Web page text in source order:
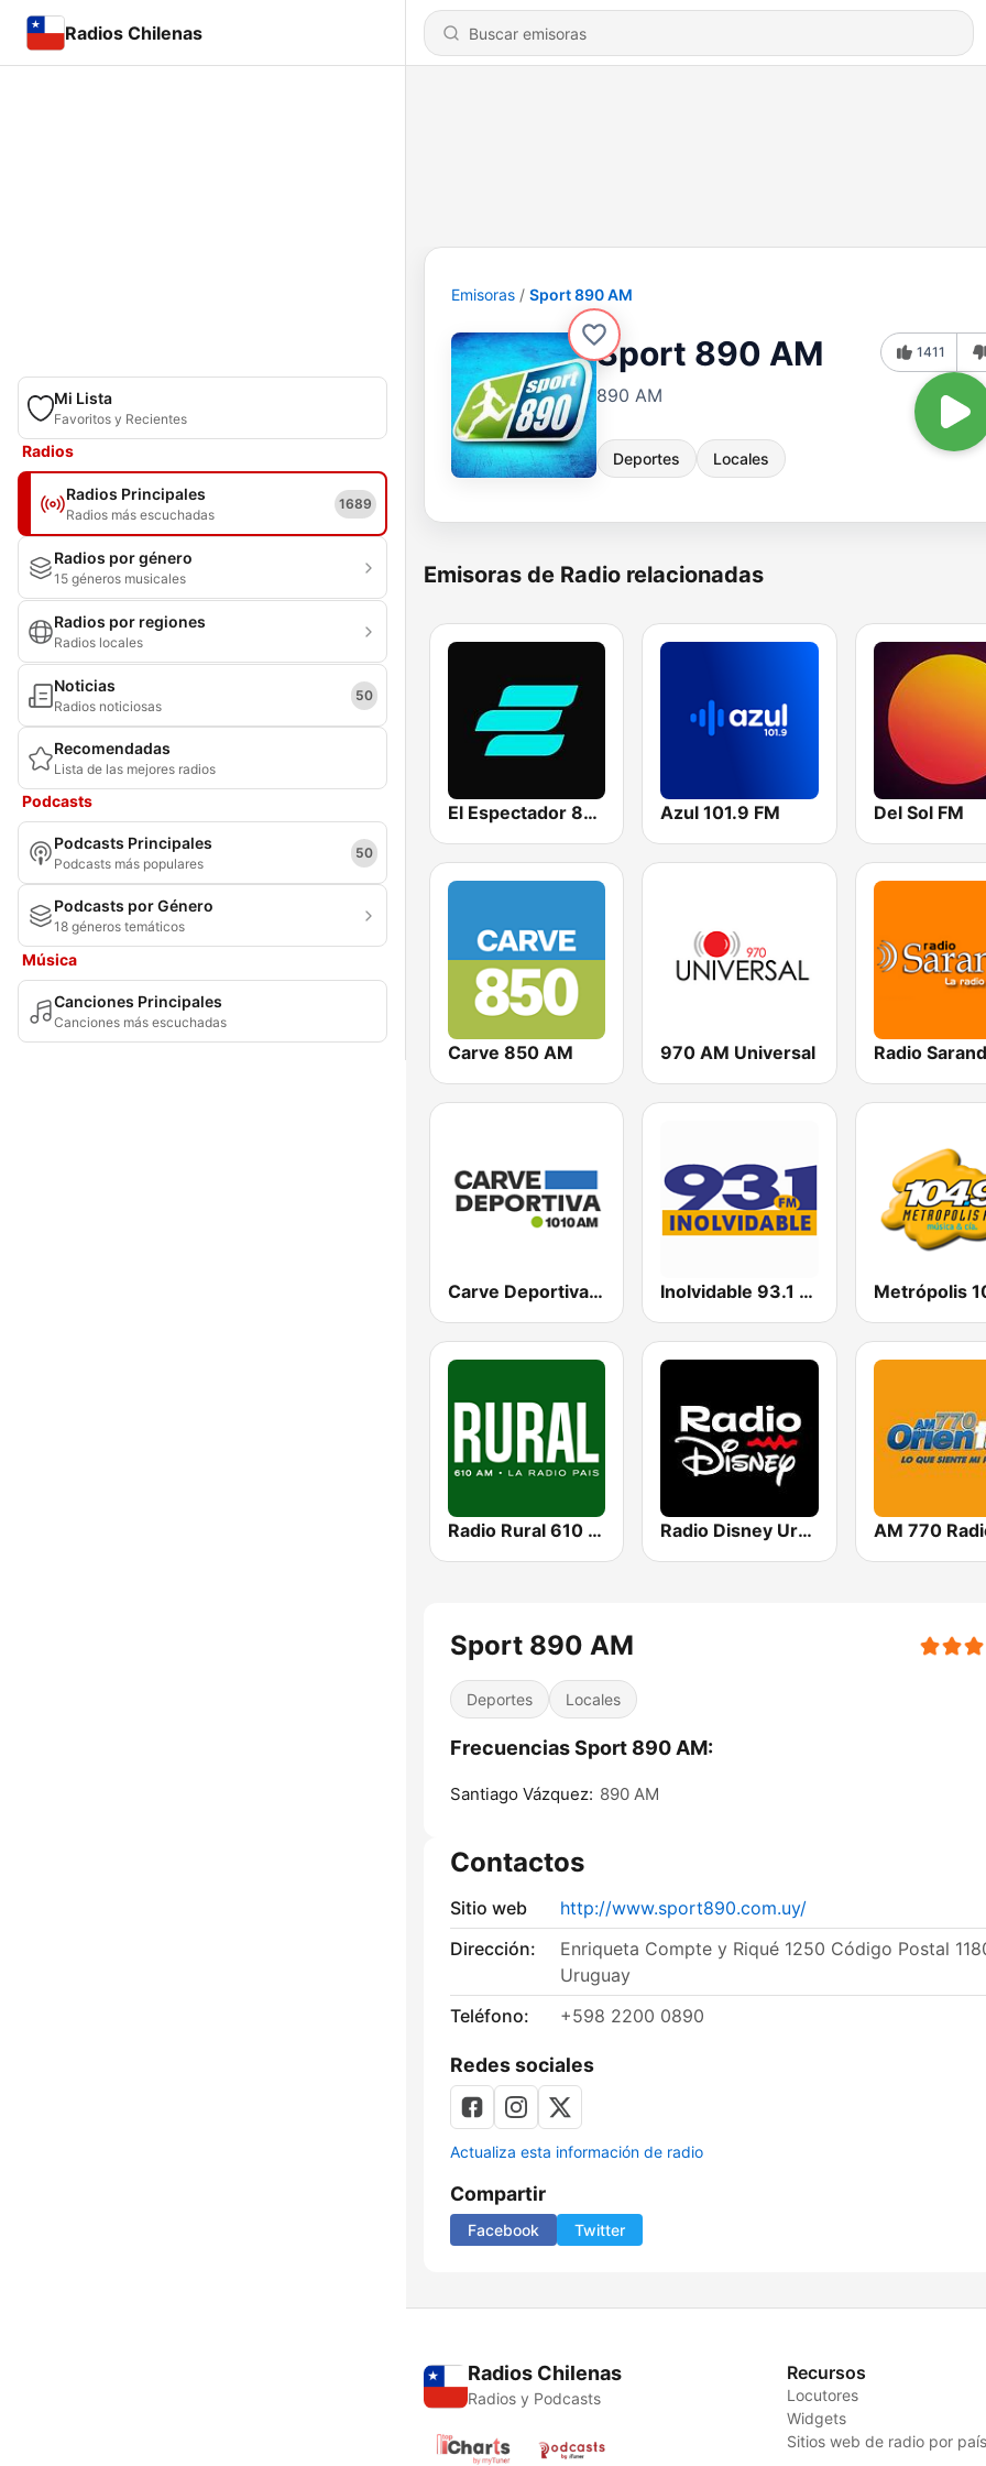
Radios Chilenas
Mi Lista
Favoritos y Recientes
Radios
Radios Principales
Radios más escuchadas
1689
Radios por género
15 géneros musicales
Radios por regiones
Radios locales
Noticias
Radios noticiosas
50
Recomendadas
Lista de las mejores radios
Podcasts
Podcasts Principales
Podcasts más populares
50
Podcasts por Género
18 géneros temáticos
Música
Canciones Principales
Canciones más escuchadas
Emisoras Sport 890 AM
Sport 890 AM
890 AM
Deportes Locales
1411
Emisoras de Radio relacionadas
El Espectador 810 AM Azul 101.9 FM Del Sol FM
Carve 850 AM 970 AM Universal
Carve Deportiva 1010 AM Inolvidable 93.1 FM
Radio Rural 610 AM Radio Disney Uruguay
Sport 890 AM
Deportes Locales
Frecuencias Sport 890 AM:
Santiago Vázquez: 890 AM
Contactos
Sitio web
http://www.sport890.com.uy/
Dirección:
Enriqueta Compte y Riqué 1250 Código Postal
Uruguay
Teléfono:
+598 2200 0890
Redes sociales
Actualiza esta información de radio
Compartir
Facebook Twitter
Radios Chilenas
Radios y Podcasts
Recursos
Locutores
Widgets
Sitios web de radio por país